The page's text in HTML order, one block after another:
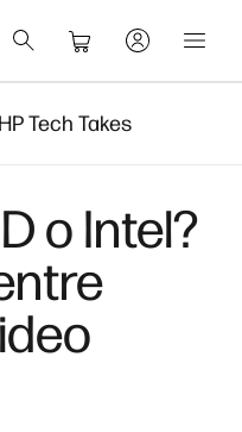
HP Tech Takes
o Intel?